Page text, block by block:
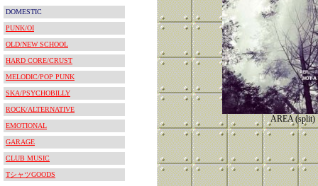
DOMESTIC
PUNK/OI
OLD/NEW SCHOOL
HARD CORE/CRUST
MELODIC/POP PUNK
SKA/PSYCHOBILLY
ROCK/ALTERNATIVE
EMOTIONAL
GARAGE
CLUB MUSIC
TシャツGOODS
AREA (split)